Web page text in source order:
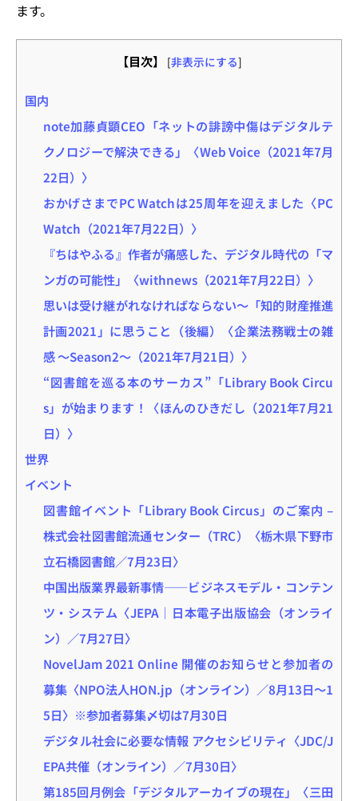
k
ます。
【目次】 [非表示にする]
国内
note加藤貞顕CEO「ネットの誹謗中傷はデジタルテ
クノロジーで解決できる」〈Web Voice（2021年7月
22日）〉
おかげさまでPC Watchは25周年を迎えました〈PC
Watch（2021年7月22日）〉
『ちはやふる』作者が痛感した、デジタル時代の「マ
ンガの可能性」〈withnews（2021年7月22日）〉
思いは受け継がれなければならない～「知的財産推進
計画2021」に思うこと（後編）〈企業法務戦士の雑
感 ～Season2～（2021年7月21日）〉
“図書館を巡る本のサーカス”「Library Book Circu
s」が始まります！〈ほんのひきだし（2021年7月21
日）〉
世界
イベント
図書館イベント「Library Book Circus」のご案内 –
株式会社図書館流通センター（TRC）〈栃木県下野市
立石橋図書館／7月23日〉
中国出版業界最新事情――ビジネスモデル・コンテン
ツ・システム〈JEPA｜日本電子出版協会（オンライ
ン）／7月27日〉
NovelJam 2021 Online 開催のお知らせと参加者の
募集〈NPO法人HON.jp（オンライン）／8月13日～1
5日〉※参加者募集〆切は7月30日
デジタル社会に必要な情報 アクセシビリティ〈JDC/J
EPA共催（オンライン）／7月30日〉
第185回月例会「デジタルアーカイブの現在」〈三田